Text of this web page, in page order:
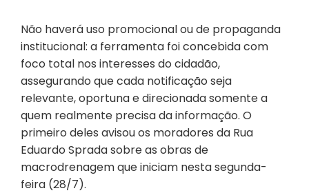
Não haverá uso promocional ou de propaganda
institucional: a ferramenta foi concebida com
foco total nos interesses do cidadão,
assegurando que cada notificação seja
relevante, oportuna e direcionada somente a
quem realmente precisa da informação. O
primeiro deles avisou os moradores da Rua
Eduardo Sprada sobre as obras de
macrodrenagem que iniciam nesta segunda-
feira (28/7).